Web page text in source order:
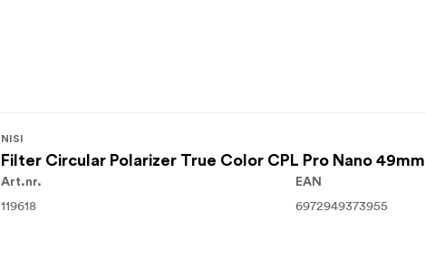
NISI
Filter Circular Polarizer True Color CPL Pro Nano 49mm
Art.nr.
119618
EAN
6972949373955